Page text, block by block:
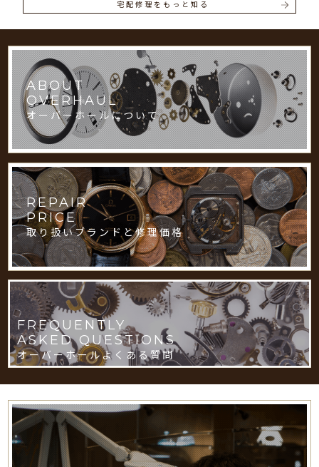
宅配修理をもっと知る
ABOUT
OVERHAUL
オーバーホールについて
REPAIR
PRICE
取り扱いブランドと修理価格
FREQUENTLY
ASKED QUESTIONS
オーバーホールよくある質問